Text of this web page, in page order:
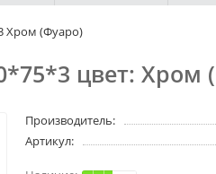
Хром (Фуаро)
цвет: Хром
Производитель:
Артикул: